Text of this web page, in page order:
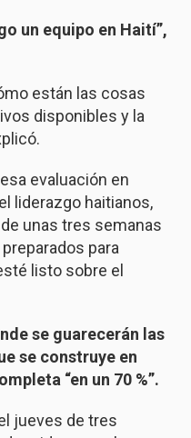
un equipo en Haití”,
están las cosas
disponibles y la
evaluación en
liderazgo haitianos,
unas tres semanas
para
listo sobre el
se guarecerán las
se construye en
“en un 70 %”.
jueves de tres